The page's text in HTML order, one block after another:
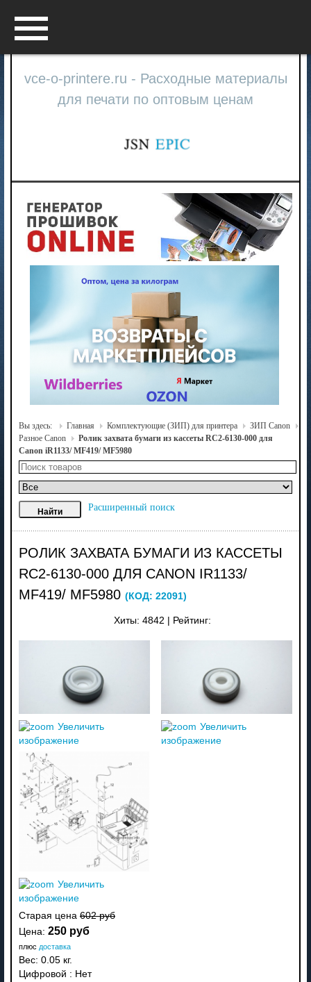
vce-o-printere.ru - Расходные материалы
для печати по оптовым ценам
Вы здесь: Главная Комплектующие (ЗИП) для принтера
ЗИП Canon
Разное Canon
Ролик захвата бумаги из кассеты RC2-6130-000 для
Canon iR1133/ MF419/ MF5980
Расширенный поиск
РОЛИК ЗАХВАТА БУМАГИ ИЗ КАССЕТЫ
RC2-6130-000 ДЛЯ CANON IR1133/
MF419/ MF5980 (КОД: 22091)
Хиты: 4842 Рейтинг:
Увеличить
изображение
Увеличить
изображение
Увеличить
изображение
Старая цена 602 руб
Цена: 250 руб
плюс доставка
Вес: 0.05 кг.
Цифровой : Нет